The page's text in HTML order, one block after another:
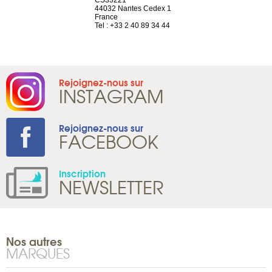
44032 Nantes Cedex 1
France
Tel : +33 2 40 89 34 44
Rejoignez-nous sur
INSTAGRAM
Rejoignez-nous sur
FACEBOOK
Inscription
NEWSLETTER
Nos autres
MARQUES